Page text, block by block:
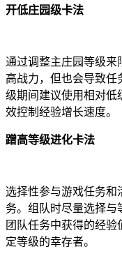
开低庄园级卡法
通过调整主庄园等级来
高战力，但也会导致
级期间建议使用相对低
效控制经验增长速度。
蹭高等级进化卡法
选择性参与游戏任务和
务。组队时尽量选择与
团队任务中获得的经
定等级的幸存者。